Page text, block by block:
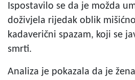
Ispostavilo se da je možda
doživjela rijedak oblik
kadaverični spazam, koji se
smrti.
Analiza je pokazala da je